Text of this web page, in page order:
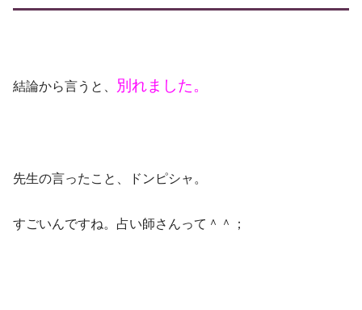
結論から言うと、 別れました。
先生の言ったこと、ドンピシャ。
すごいんですね。占い師さんって＾＾；